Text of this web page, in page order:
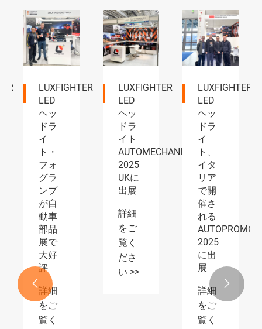
2026
東京
で
LUXFIGHTER
LED
ヘッ
ドラ
イト
をご
覧く
ださ
い
詳細
をご
覧く
ださ
い >>
LUXFIGHTER
は、
2026
年 4
月 15
日に
開催
され
る第
回広
州交
易会
でま
った
LUXFIGHTER
が
2026
深セ
ン九
州自
動車
博覧
会で
プレ
ミア
ム
LED
照明
ソリ
ュー
ショ
ンを
展示
 